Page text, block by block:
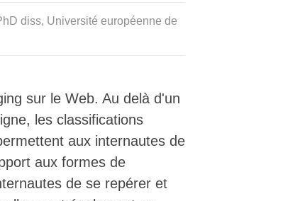
diss, Université européenne de
sur le Web. Au delà d'un
les classifications
aux internautes de
aux formes de
de se repérer et